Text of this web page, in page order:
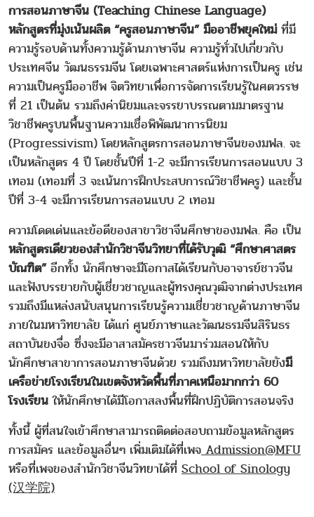
การสอนภาษาจีน (Teaching Chinese Language)
หลักสูตรที่มุ่งเน้นผลิต “ครูสอนภาษาจีน” มืออาชีพยุคใหม่ที่มี
ความรู้รอบด้านทั้งความรู้ด้านภาษาจีน ความรู้ทั่วไปเกี่ยวกับ
ประเทศจีน วัฒนธรรมจีน โดยเฉพาะศาสตร์แห่งการเป็นครู เช่น
ความเป็นครูมืออาชีพ จิตวิทยาเพื่อการจัดการเรียนรู้ในศตวรรษ
ที่ 21 เป็นต้น รวมถึงค่านิยมและจรรยาบรรณตามมาตรฐาน
วิชาชีพครูบนพื้นฐานความเชื่อพิพัฒนาการนิยม
(Progressivism) โดยหลักสูตรการสอนภาษาจีนของมฟล. จะ
เป็นหลักสูตร 4 ปี โดยชั้นปีที่ 1-2 จะมีการเรียนการสอนแบบ 3
เทอม (เทอมที่ 3 จะเน้นการฝึกประสบการณ์วิชาชีพครู) และชั้น
ปีที่ 3-4 จะมีการเรียนการสอนแบบ 2 เทอม
ความโดดเด่นและข้อดีของสาขาวิชาจีนศึกษาของมฟล. คือ เป็น
หลักสูตรเดียวของสำนักวิชาจีนวิทยาที่ได้รับวุฒิ “ศึกษาศาสตร
บัณฑิต”อีกทั้ง นักศึกษาจะมีโอกาสได้เรียนกับอาจารย์ชาวจีน
และฟังบรรยายกับผู้เชี่ยวชาญและผู้ทรงคุณวุฒิจากต่างประเทศ
รวมถึงมีแหล่งสนับสนุนการเรียนรู้ความเชี่ยวชาญด้านภาษาจีน
ภายในมหาวิทยาลัย ได้แก่ ศูนย์ภาษาและวัฒนธรมจีนสิรินธร
สถาบันขงจื่อ ซึ่งจะมีอาสาสมัครชาวจีนมาร่วมสอนให้กับ
นักศึกษาสาขาการสอนภาษาจีนด้วย รวมถึงมหาวิทยาลัยยังมี
เครือข่ายโรงเรียนในเขตจังหวัดพื้นที่ภาคเหนือมากกว่า 60
โรงเรียนให้นักศึกษาได้มีโอกาสลงพื้นที่ฝึกปฏิบัติการสอนจริง
ทั้งนี้ ผู้ที่สนใจเข้าศึกษาสามารถติดต่อสอบถามข้อมูลหลักสูตร
การสมัคร และข้อมูลอื่นๆ เพิ่มเติมได้ที่เพจAdmission@MFU
หรือที่เพจของสำนักวิชาจีนวิทยาได้ที่ School of Sinology
(汉学院)